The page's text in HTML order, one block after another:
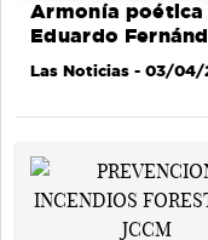
Armonía poética
Eduardo
Las Noticias - 03/04/